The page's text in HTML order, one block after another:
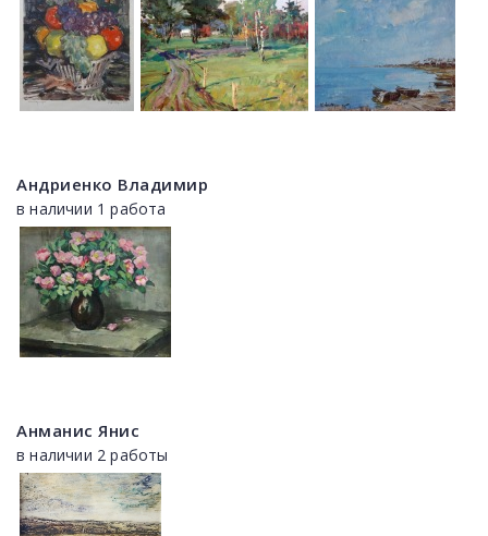
Андриенко Владимир
в наличии 1 работа
Анманис Янис
в наличии 2 работы